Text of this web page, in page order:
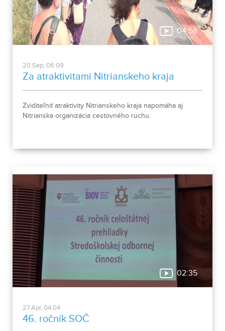
04:58
20.Sep, 06:09
Za atraktivitami Nitrianskeho kraja
Zviditeľniť atraktivity Nitrianskeho kraja napomáha aj
Nitrianska organizácia cestovného ruchu.
02:35
27.Apr, 04:04
46. ročník SOČ